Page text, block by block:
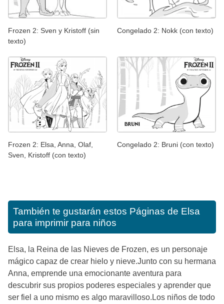
Frozen 2: Sven y Kristoff (sin
texto)
Congelado 2: Nokk (con texto)
Frozen 2: Elsa, Anna, Olaf,
Sven, Kristoff (con texto)
Congelado 2: Bruni (con texto)
También te gustarán estos Páginas de Elsa
para imprimir para niños
Elsa, la Reina de las Nieves de Frozen, es un personaje
mágico capaz de crear hielo y nieve.Junto con su hermana
Anna, emprende una emocionante aventura para
descubrir sus propios poderes especiales y aprender que
ser fiel a uno mismo es algo maravilloso.Los niños de todo